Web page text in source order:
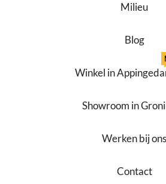
Milieu
Blog
Winkel in
Showroom in
Werken bij ons
Contact